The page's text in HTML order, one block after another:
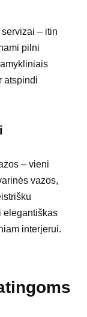
– itin
pilni
atspindi
– vieni
vazos,
elegantiškas
interjerui.